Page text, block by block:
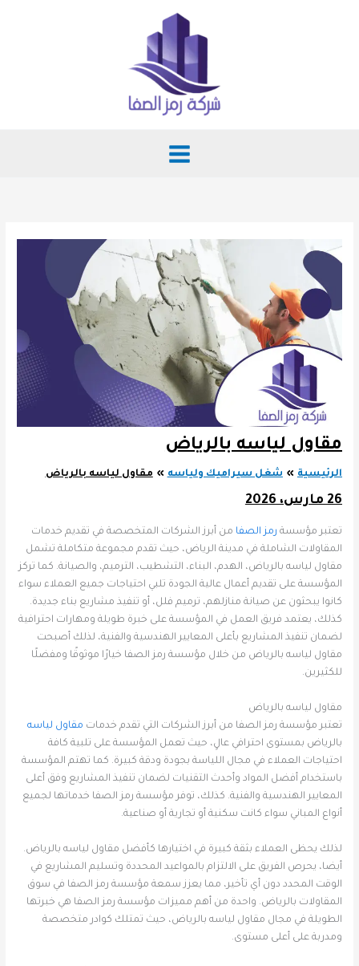
مقاول لياسه بالرياض
الرئيسية شغل سيراميك ولياسه مقاول لياسه بالرياض
26 مارس، 2026
تعتبر مؤسسة رمز الصفا من أبرز الشركات المتخصصة في تقديم خدمات
المقاولات الشاملة في مدينة الرياض، حيث تقدم مجموعة متكاملة تشمل
مقاول لياسه بالرياض، الهدم، البناء، التشطيب، الترميم، والصيانة. كما تركز
المؤسسة على تقديم أعمال عالية الجودة تلبي احتياجات جميع العملاء سواء
كانوا يبحثون عن صيانة منازلهم، ترميم فلل، أو تنفيذ مشاريع بناء جديدة.
كذلك، يعتمد فريق العمل في المؤسسة على خبرة طويلة ومهارات احترافية
لضمان تنفيذ المشاريع بأعلى المعايير الهندسية والفنية، لذلك أصبحت
مقاول لياسه بالرياض من خلال مؤسسة رمز الصفا خيارًا موثوقًا ومفضلًا
للكثيرين.
مقاول لياسه بالرياض
تعتبر مؤسسة رمز الصفا من أبرز الشركات التي تقدم خدمات مقاول لياسه
بالرياض بمستوى احترافي عالٍ، حيث تعمل المؤسسة على تلبية كافة
احتياجات العملاء في مجال اللياسة بجودة ودقة كبيرة. كما تهتم المؤسسة
باستخدام أفضل المواد وأحدث التقنيات لضمان تنفيذ المشاريع وفق أعلى
المعايير الهندسية والفنية. كذلك، توفر مؤسسة رمز الصفا خدماتها لجميع
أنواع المباني سواء كانت سكنية أو تجارية أو صناعية.
لذلك يحظى العملاء بثقة كبيرة في اختيارها كأفضل مقاول لياسه بالرياض.
أيضا، يحرص الفريق على الالتزام بالمواعيد المحددة وتسليم المشاريع في
الوقت المحدد دون أي تأخير، مما يعزز سمعة مؤسسة رمز الصفا في سوق
المقاولات بالرياض. واحدة من أهم مميزات مؤسسة رمز الصفا هي خبرتها
الطويلة في مجال مقاول لياسه بالرياض، حيث تمتلك كوادر متخصصة
ومدربة على أعلى مستوى.